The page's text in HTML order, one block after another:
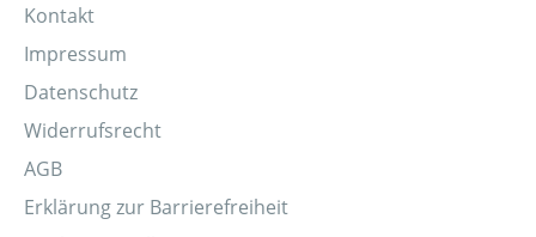
Kontakt
Impressum
Datenschutz
Widerrufsrecht
AGB
Erklärung zur Barrierefreiheit